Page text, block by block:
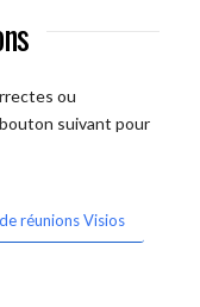
ou
suivant pour
réunions Visios